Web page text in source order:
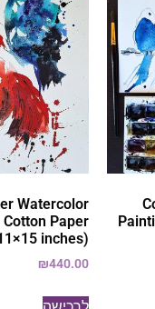
Watercolor
Paper
inches)
₪440.00